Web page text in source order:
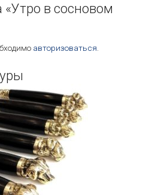
«Утро в сосновом
авторизоваться
товар
имеет
несколько
Опции